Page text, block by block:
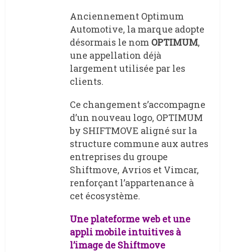
Anciennement Optimum
Automotive, la marque adopte
désormais le nom OPTIMUM,
une appellation déjà
largement utilisée par les
clients.
Ce changement s’accompagne
d’un nouveau logo, OPTIMUM
by SHIFTMOVE aligné sur la
structure commune aux autres
entreprises du groupe
Shiftmove, Avrios et Vimcar,
renforçant l’appartenance à
cet écosystème.
Une plateforme web et une
appli mobile intuitives à
l’image de Shiftmove